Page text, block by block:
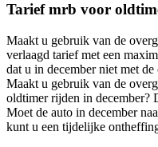
Tarief mrb voor
Maakt u gebruik van de
verlaagd tarief met een
dat u in december niet met
Maakt u gebruik van de
oldtimer rijden in december?
Moet de auto in december
kunt u een tijdelijke